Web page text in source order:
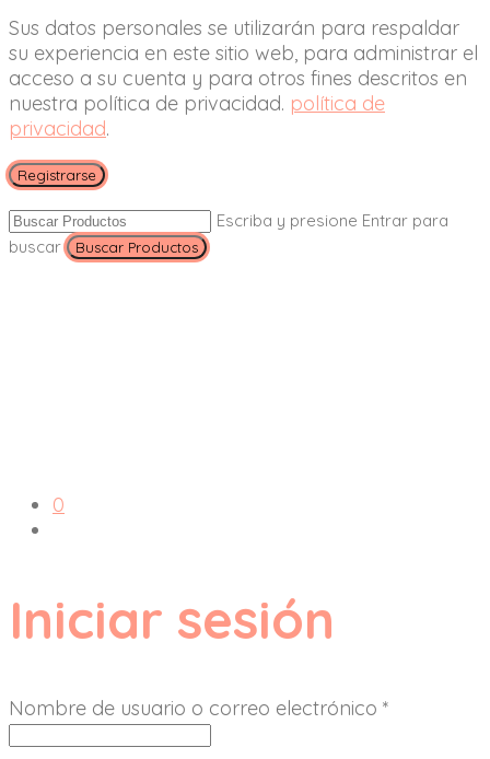
Sus datos personales se utilizarán para respaldar
su experiencia en este sitio web, para administrar el
acceso a su cuenta y para otros fines descritos en
nuestra política de privacidad. política de
privacidad.
Registrarse
Escriba y presione Entrar para
buscar
0
Iniciar sesión
Nombre de usuario o correo electrónico *